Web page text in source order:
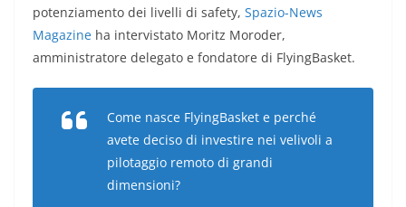
potenziamento dei livelli di safety, Spazio-News
Magazine ha intervistato Moritz Moroder,
amministratore delegato e fondatore di FlyingBasket.
Come nasce FlyingBasket e perché
avete deciso di investire nei velivoli a
pilotaggio remoto di grandi
dimensioni?